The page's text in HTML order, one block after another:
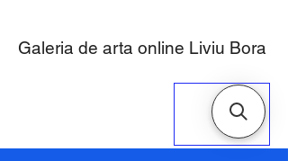
ME
NU
Galeria de arta online Liviu Bora